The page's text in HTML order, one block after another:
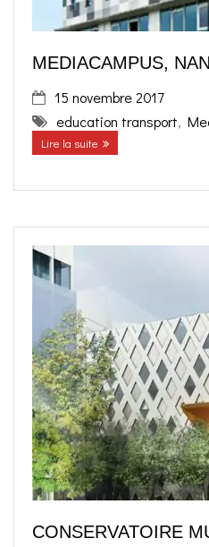
MEDIACAMPUS,
15 novembre 2017
education transport,
Lire la suite
CONSERVATOIRE